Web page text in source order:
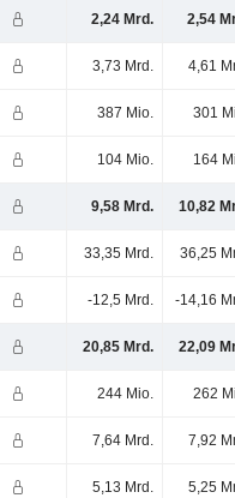
2,24 Mrd. 2,54
3,73 Mrd. 4,61
387 Mio. 301
104 Mio. 164
9,58 Mrd. 10,82
33,35 Mrd. 36,25
-12,5 Mrd. -14,16
20,85 Mrd. 22,09
244 Mio. 262
7,64 Mrd. 7,92
5,13 Mrd. 5,25